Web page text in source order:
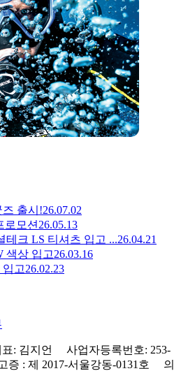
즈 출시!26.07.02
로모션 26.05.13
테크 LS 티셔츠 입고 ...26.04.21
색상 입고26.03.16
고26.02.23
: 김지언 사업자등록번호: 253-
증 : 제 2017-서울강동-0131호 의